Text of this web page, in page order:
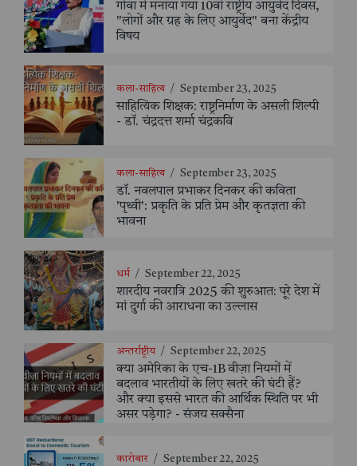
गोवा में मनाया गया 10वां राष्ट्रीय आयुर्वेद दिवस,
"लोगों और ग्रह के लिए आयुर्वेद" बना केंद्रीय
विषय
कला-साहित्य / September 23, 2025
साहित्यिक शिक्षक: राष्ट्रनिर्माण के असली शिल्पी
- डॉ. चंद्रदत्त शर्मा चंद्रकवि
कला-साहित्य / September 23, 2025
डॉ. नवलपाल प्रभाकर दिनकर की कविता
'पृथ्वी': प्रकृति के प्रति प्रेम और कृतज्ञता की
भावना
धर्म / September 22, 2025
शारदीय नवरात्रि 2025 की शुरुआत: पूरे देश में
मां दुर्गा की आराधना का उल्लास
अन्तर्राष्ट्रीय / September 22, 2025
क्या अमेरिका के एच-1B वीज़ा नियमों में
बदलाव भारतीयों के लिए खतरे की घंटी हैं?
और क्या इससे भारत की आर्थिक स्थिति पर भी
असर पड़ेगा? - संजय सक्सैना
कारोबार / September 22, 2025